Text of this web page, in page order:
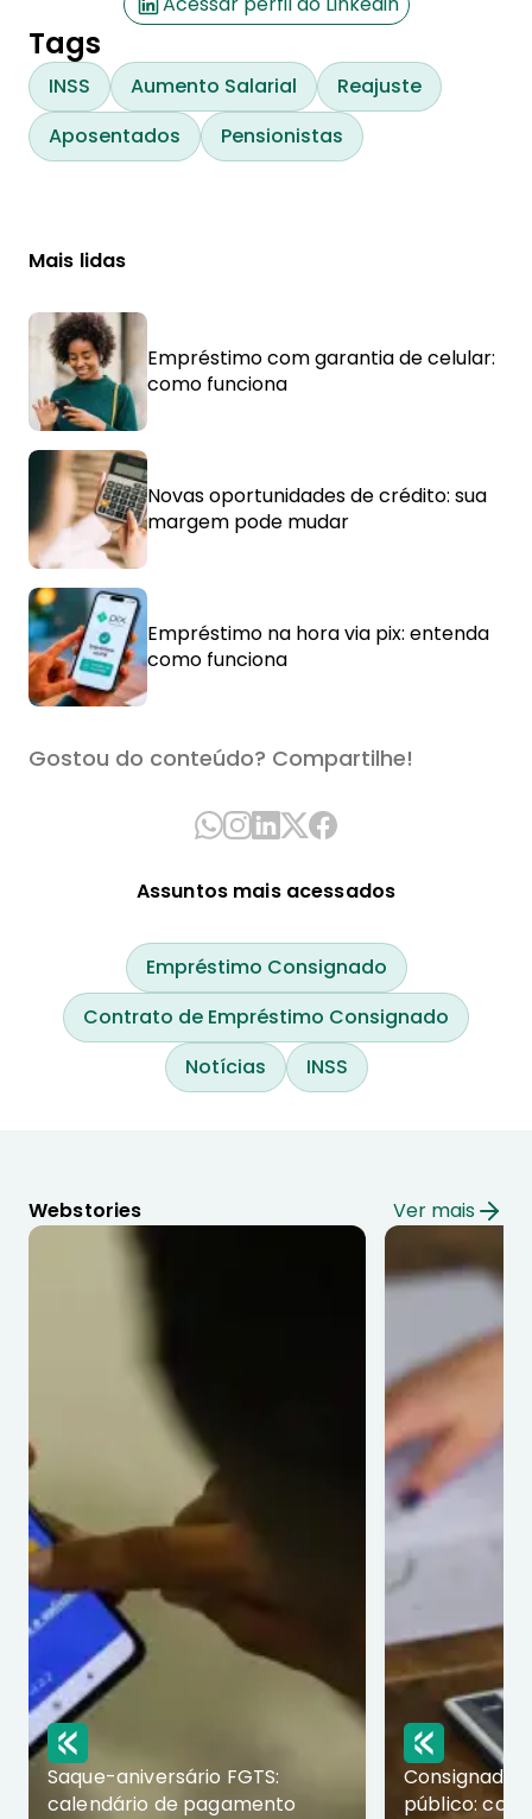
Tags
INSS Aumento Salarial
Reajuste
Aposentados
Pensionistas
Mais lidas
Empréstimo com garantia de celular:
como funciona
Novas oportunidades de crédito: sua
margem pode mudar
Empréstimo na hora via pix: entenda
como funciona
Gostou do conteúdo? Compartilhe!
Assuntos mais acessados
Empréstimo Consignado
Contrato de Empréstimo Consignado
Notícias
INSS
Webstories Ver mais
Saque-aniversário FGTS:
calendário de pagamento
Consignado
público: